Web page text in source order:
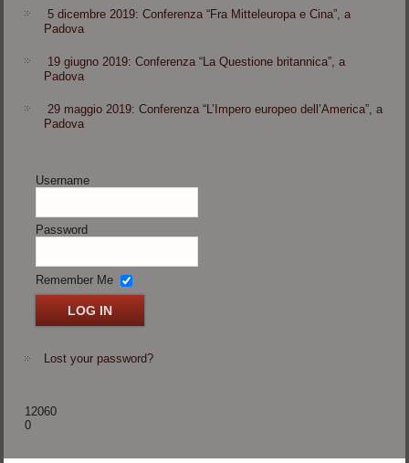
5 dicembre 2019: Conferenza “Fra Mitteleuropa e Cina”, a
Padova
19 giugno 2019: Conferenza “La Questione britannica”, a
Padova
29 maggio 2019: Conferenza “L’Impero europeo dell’America”, a
Padova
Username
Password
Remember Me
Lost your password?
12060
0